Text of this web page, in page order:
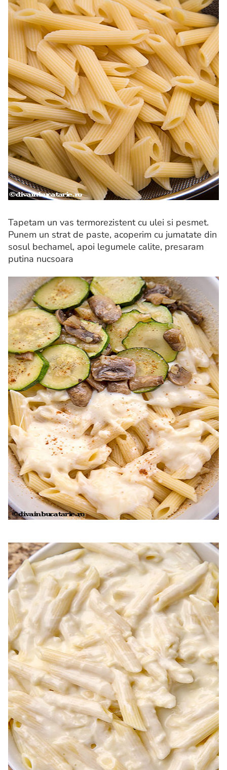
Tapetam un vas termorezistent cu ulei si pesmet.
Punem un strat de paste, acoperim cu jumatate din
sosul bechamel, apoi legumele calite, presaram
putina nucsoara